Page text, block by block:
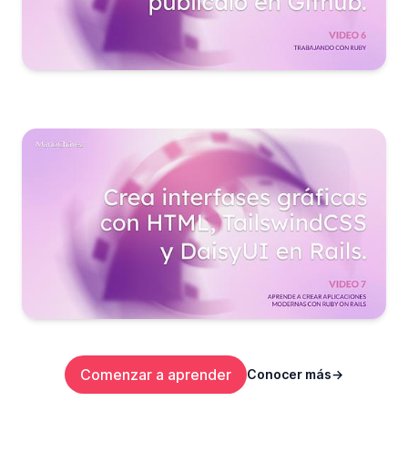
Comenzar a aprender Conocer más→